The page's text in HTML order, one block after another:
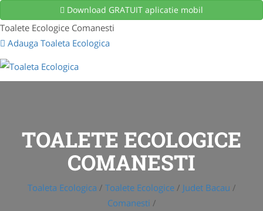
Download GRATUIT aplicatie mobil
Toalete Ecologice Comanesti
Adauga Toaleta Ecologica
TOALETE ECOLOGICE
COMANESTI
Toaleta Ecologica / Toalete Ecologice/ Judet Bacau /
Comanesti /